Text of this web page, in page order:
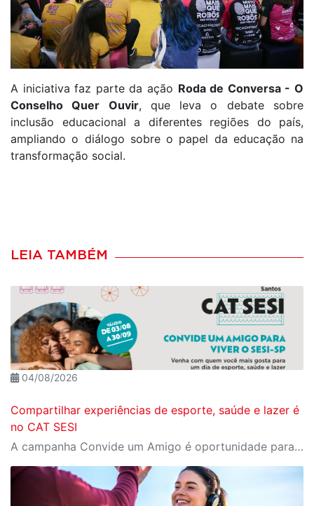
A iniciativa faz parte da ação Roda de Conversa - O
Conselho Quer Ouvir, que leva o debate sobre
inclusão educacional a diferentes regiões do país,
ampliando o diálogo sobre o papel da educação na
transformação social.
LEIA TAMBÉM
04/08/2026
Compartilhar experiências de esporte, saúde e lazer é
no CAT SESI
A campanha Convide um Amigo é oportunidade para reunir amigos para aproveitar juntos toda estrutura da unidade SESI-SP mais próxima. Os benefícios para clientes e convidados estão no regulamento.